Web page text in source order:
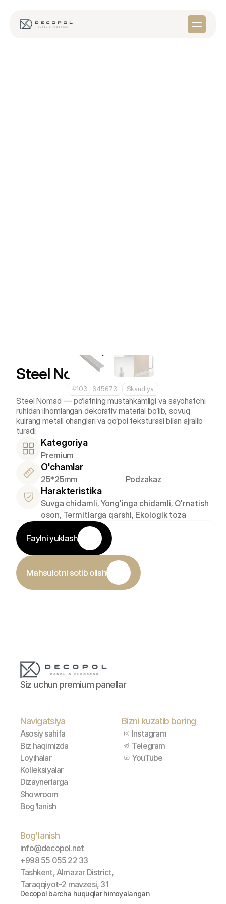
Steel Nomad
#103- 645673 Skandiya
Steel Nomad — po‘latning mustahkamligi va sayohatchi
ruhidan ilhomlangan dekorativ material bo‘lib, sovuq
kulrang metall ohanglari va qo‘pol teksturasi bilan ajralib
turadi.
Kategoriya
Premium
O'chamlar
25*25mm Podzakaz
Harakteristika
Suvga chidamli, Yong'inga chidamli, O'rnatish
oson, Termitlarga qarshi, Ekologik toza
Faylni yuklash
Mahsulotni sotib olish
Siz uchun premium panellar
Navigatsiya
Asosiy sahifa
Biz haqimizda
Loyihalar
Kolleksiyalar
Dizaynerlarga
Showroom
Bog'lanish
Bizni kuzatib boring
Instagram
Telegram
YouTube
Bog'lanish
info@decopol.net
+998 55 055 22 33
Tashkent, Almazar District,
Taraqqiyot-2 mavzesi, 31
Decopol barcha huquqlar himoyalangan